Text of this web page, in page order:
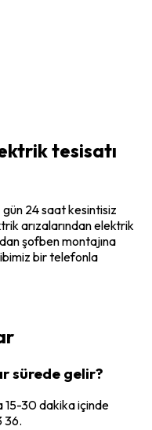
tesisatı
gün 24 saat kesintisiz
arızalarından elektrik
şofben montajına
bir telefonla
sürede gelir?
15-30 dakika içinde
36.